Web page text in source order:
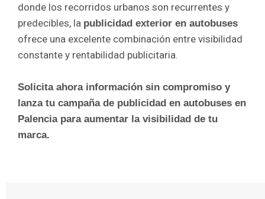
donde los recorridos urbanos son recurrentes y
predecibles, la publicidad exterior en autobuses
ofrece una excelente combinación entre visibilidad
constante y rentabilidad publicitaria.
Solicita ahora información sin compromiso y
lanza tu campaña de publicidad en autobuses en
Palencia para aumentar la visibilidad de tu
marca.